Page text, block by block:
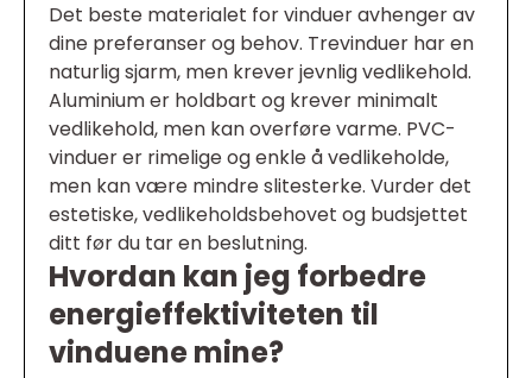
Det beste materialet for vinduer avhenger av
dine preferanser og behov. Trevinduer har en
naturlig sjarm, men krever jevnlig vedlikehold.
Aluminium er holdbart og krever minimalt
vedlikehold, men kan overføre varme. PVC-
vinduer er rimelige og enkle å vedlikeholde,
men kan være mindre slitesterke. Vurder det
estetiske, vedlikeholdsbehovet og budsjettet
ditt før du tar en beslutning.
Hvordan kan jeg forbedre
energieffektiviteten til
vinduene mine?